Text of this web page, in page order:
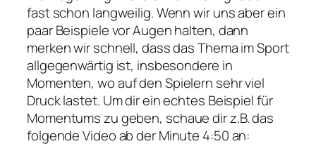
fast schon langweilig. Wenn wir uns aber ein
paar Beispiele vor Augen halten, dann
merken wir schnell, dass das Thema im Sport
allgegenwärtig ist, insbesondere in
Momenten, wo auf den Spielern sehr viel
Druck lastet. Um dir ein echtes Beispiel für
Momentums zu geben, schaue dir z.B. das
folgende Video ab der Minute 4:50 an: